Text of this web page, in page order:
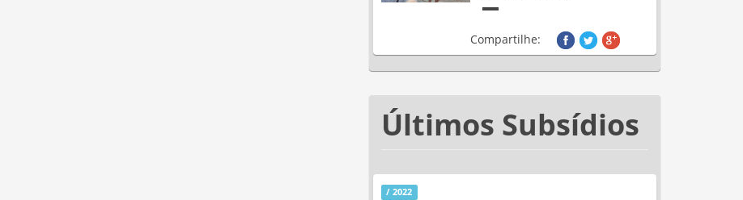
Compartilhe:
Últimos Subsídios
/ 2022